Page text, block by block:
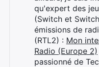
qu'expert des
(Switch et
émissions de
(RTL2) : Mon
Radio (Europe 2)
passionné de